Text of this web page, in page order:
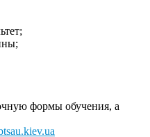
формы обучения, а